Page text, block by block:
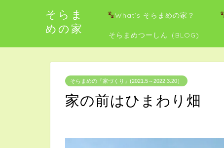
そらま
めの家
What’s そらまめの家？
そらまめつーしん（BLOG)
そらまめの『家づくり』(2021.5～2022.3.20）
家の前はひまわり畑